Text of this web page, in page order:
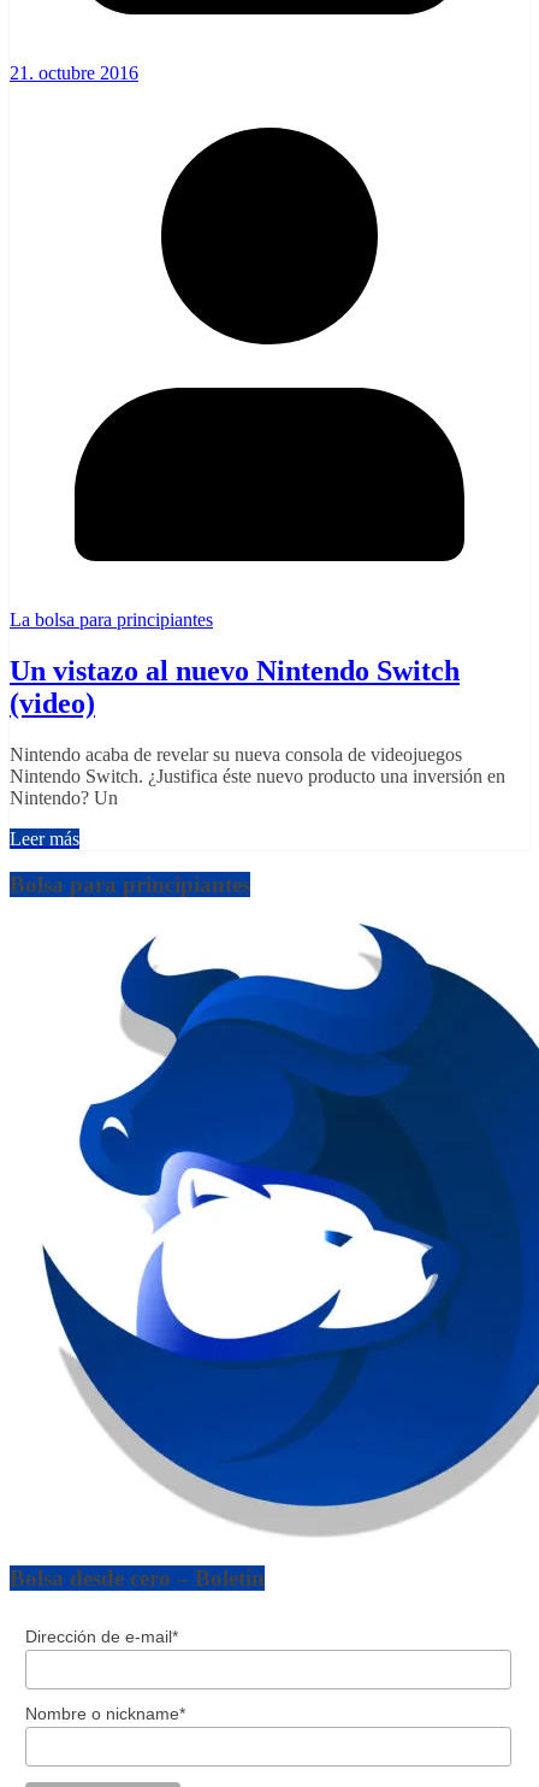
21. octubre 2016
La bolsa para principiantes
Un vistazo al nuevo Nintendo Switch
(video)
Nintendo acaba de revelar su nueva consola de videojuegos
Nintendo Switch. ¿Justifica éste nuevo producto una inversión en
Nintendo? Un
Leer más
Bolsa para principiantes
Bolsa desde cero – Boletín
Dirección de e-mail*
Nombre o nickname*